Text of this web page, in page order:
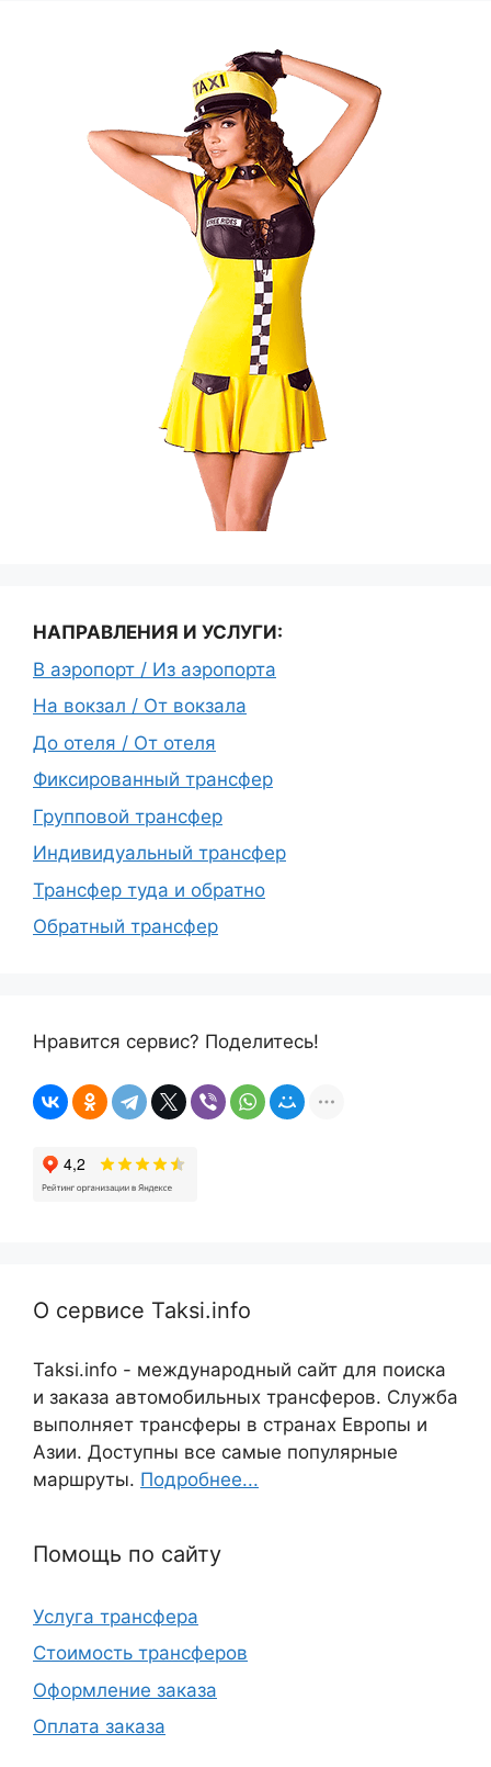
НАПРАВЛЕНИЯ И УСЛУГИ:
В аэропорт / Из аэропорта
На вокзал / От вокзала
До отеля / От отеля
Фиксированный трансфер
Групповой трансфер
Индивидуальный трансфер
Трансфер туда и обратно
Обратный трансфер
Нравится сервис? Поделитесь!
О сервисе Taksi.info
Taksi.info - международный сайт для поиска
и заказа автомобильных трансферов. Служба
выполняет трансферы в странах Европы и
Азии. Доступны все самые популярные
маршруты. Подробнее...
Помощь по сайту
Услуга трансфера
Стоимость трансферов
Оформление заказа
Оплата заказа